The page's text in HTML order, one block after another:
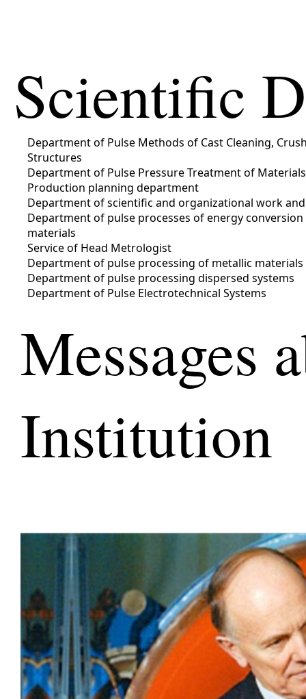
Scientific
Department of Pulse Methods of Cast Cleaning,
Structures
Department of Pulse Pressure Treatment of Materials
Production planning department
Department of scientific and organizational work
Department of pulse processes of energy
materials
Service of Head Metrologist
Department of pulse processing of metallic materials
Department of pulse processing dispersed systems
Department of Pulse Electrotechnical Systems
Messages
Institution